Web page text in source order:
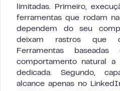
limitadas. Primeiro,
ferramentas que rodam
dependem do seu
deixam rastros que
Ferramentas
comportamento natural
dedicada. Segundo,
alcance apenas no